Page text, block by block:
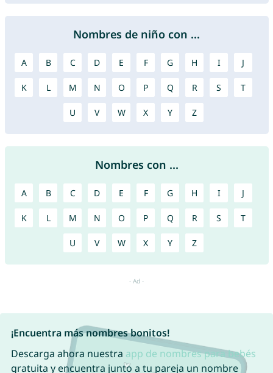
Nombres de niño con ...
A B C D E F G H I J
K L M N O P Q R S T
U V W X Y Z
Nombres con ...
A B C D E F G H I J
K L M N O P Q R S T
U V W X Y Z
¡Encuentra más nombres bonitos!
Descarga ahora nuestra app de nombres para bebés
gratuita y encuentra junto a tu pareja un nombre